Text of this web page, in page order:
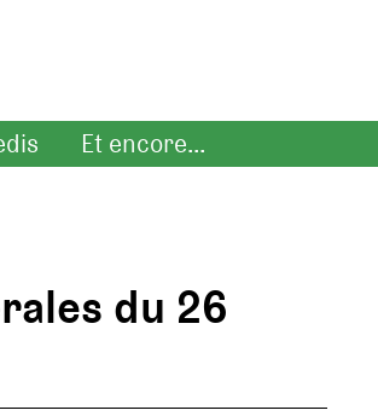
Et encore...
du 26